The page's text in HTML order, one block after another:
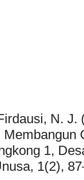
N.
1,
1(2),